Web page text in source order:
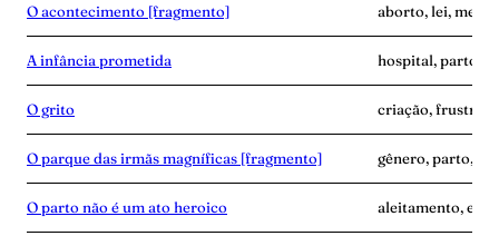
O acontecimento [fragmento] aborto, lei,
A infância prometida hospital, parto,
O grito criação,
O parque das irmãs magníficas [fragmento] gênero, parto,
O parto não é um ato heroico aleitamento,